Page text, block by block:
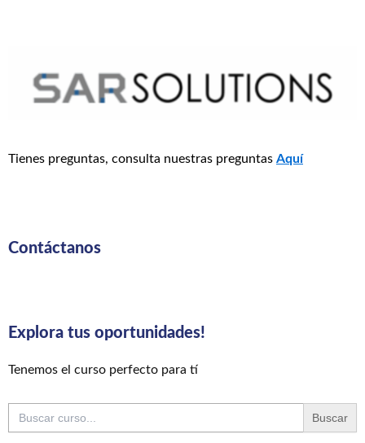
Tienes preguntas, consulta nuestras preguntas Aquí
Contáctanos
Explora tus oportunidades!
Tenemos el curso perfecto para tí
Buscar: